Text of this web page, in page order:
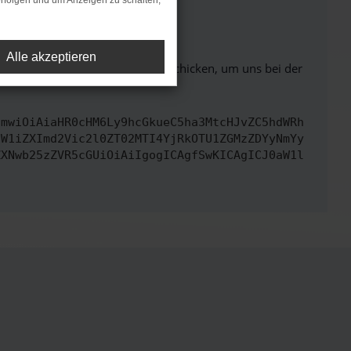
unterstützt werden.
Du kannst uns diesen Text schicken, um uns bei der
Alle akzeptieren